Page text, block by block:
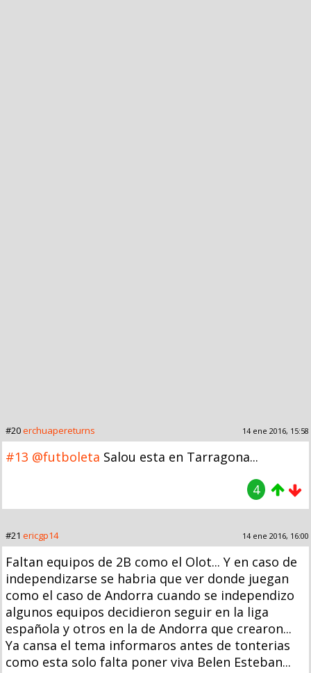
#20erchuapereturns 14 ene 2016, 15:58
#13 @futboleta Salou esta en Tarragona...
4
#21 ericgp14 14 ene 2016, 16:00
Faltan equipos de 2B como el Olot... Y en caso de
independizarse se habria que ver donde juegan
como el caso de Andorra cuando se independizo
algunos equipos decidieron seguir en la liga
española y otros en la de Andorra que crearon...
Ya cansa el tema informaros antes de tonterias
como esta solo falta poner viva Belen Esteban...